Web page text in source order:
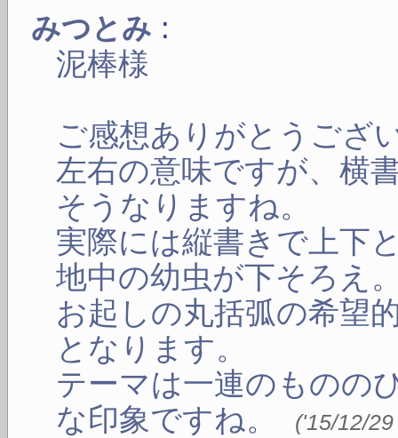
みつとみ :
泥棒様
ご感想ありがとうござ
左右の意味ですが、横
そうなりますね。
実際には縦書きで上下
地中の幼虫が下そろえ
お起しの丸括弧の希望
となります。
テーマは一連のものの
な印象ですね。
('15/12/